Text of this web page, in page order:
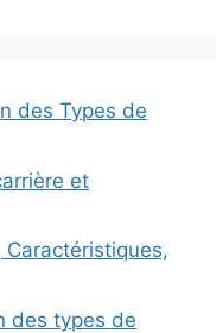
des Types de
et
des types de